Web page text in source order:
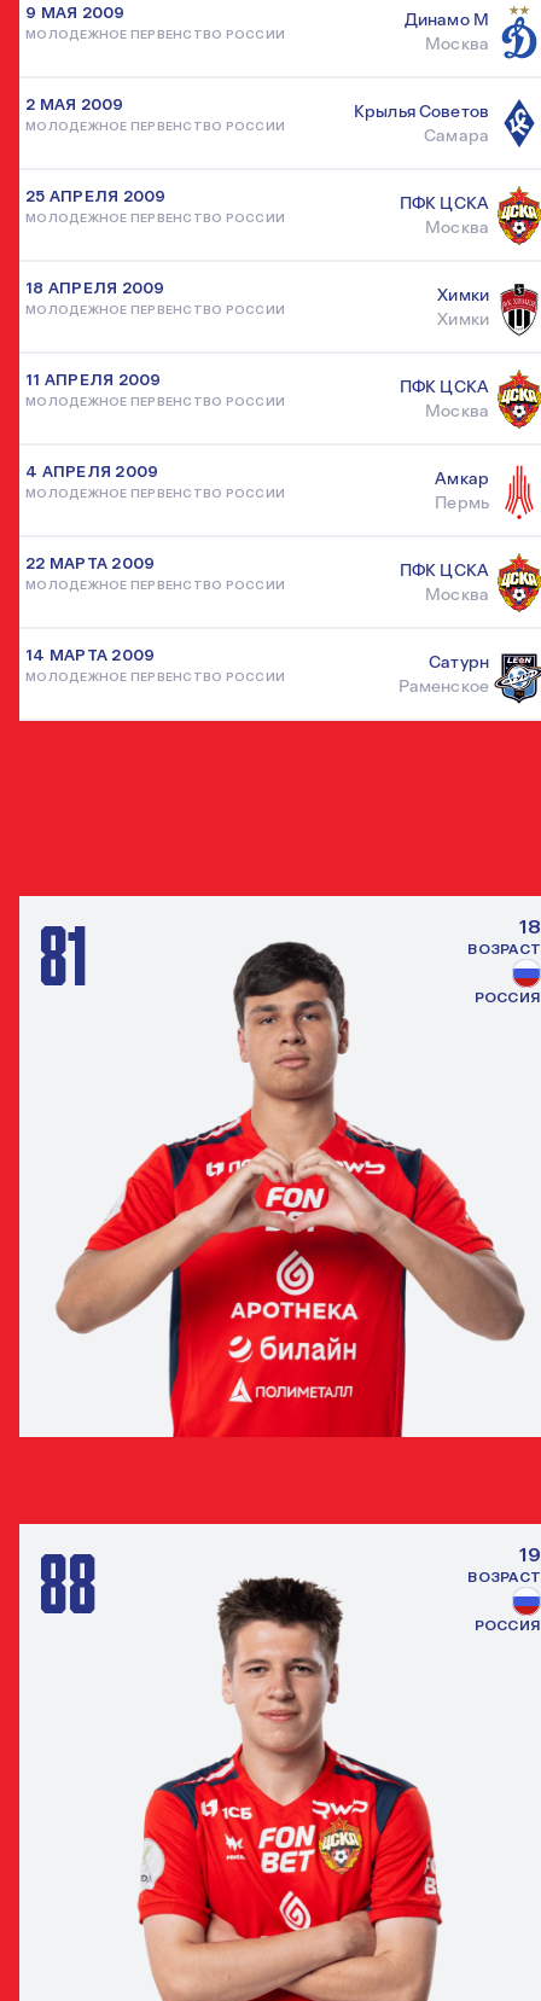
9 МАЯ 2009
МОЛОДЕЖНОЕ ПЕРВЕНСТВО РОССИИ
Динамо М
Москва
2 МАЯ 2009
МОЛОДЕЖНОЕ ПЕРВЕНСТВО РОССИИ
Крылья Советов
Самара
25 АПРЕЛЯ 2009
МОЛОДЕЖНОЕ ПЕРВЕНСТВО РОССИИ
ПФК ЦСКА
Москва
18 АПРЕЛЯ 2009
МОЛОДЕЖНОЕ ПЕРВЕНСТВО РОССИИ
Химки
Химки
11 АПРЕЛЯ 2009
МОЛОДЕЖНОЕ ПЕРВЕНСТВО РОССИИ
ПФК ЦСКА
Москва
4 АПРЕЛЯ 2009
МОЛОДЕЖНОЕ ПЕРВЕНСТВО РОССИИ
Амкар
Пермь
22 МАРТА 2009
МОЛОДЕЖНОЕ ПЕРВЕНСТВО РОССИИ
ПФК ЦСКА
Москва
14 МАРТА 2009
МОЛОДЕЖНОЕ ПЕРВЕНСТВО РОССИИ
Сатурн
Раменское
81 18
ВОЗРАСТ
РОССИЯ
88 19
ВОЗРАСТ
РОССИЯ